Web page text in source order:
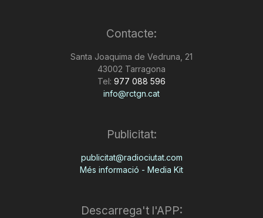
Contacte:
Santa Joaquima de Vedruna, 21
43002 Tarragona
Tel: 977 088 596
info@rctgn.cat
Publicitat:
publicitat@radiociutat.com
Més informació - Media Kit
Descarrega't l'APP: